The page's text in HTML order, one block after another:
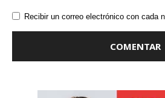
Recibir un correo electrónico con cada